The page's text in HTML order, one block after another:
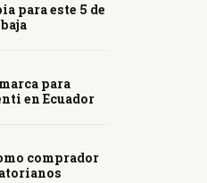
para este 5 de
para
en Ecuador
comprador